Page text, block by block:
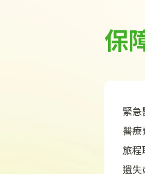
保
緊
醫療
旅程
遺